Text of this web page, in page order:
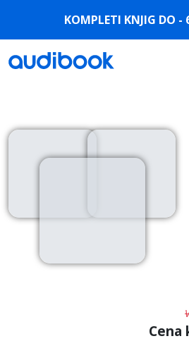
KOMPLETI KNJIG DO -
Cena